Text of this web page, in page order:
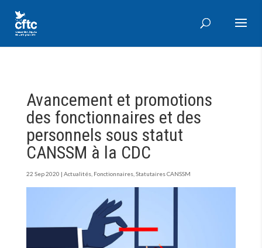
Avancement et promotions
des fonctionnaires et des
personnels sous statut
CANSSM à la CDC
22 Sep 2020 | Actualités, Fonctionnaires, Statutaires CANSSM